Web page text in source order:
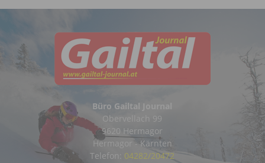
Büro Gailtal Journal
Obervellach 99
9620 Hermagor
Hermagor - Kärnten
Telefon: 04282/20472